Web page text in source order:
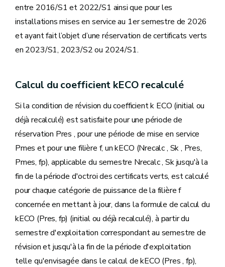
entre 2016/S1 et 2022/S1 ainsi que pour les
installations mises en service au 1er semestre de 2026
et ayant fait l’objet d’une réservation de certificats verts
en 2023/S1, 2023/S2 ou 2024/S1.
Calcul du coefficient kECO recalculé
Si la condition de révision du coefficient k ECO (initial ou
déjà recalculé) est satisfaite pour une période de
réservation Pres , pour une période de mise en service
Pmes et pour une filière f, un kECO (Nrecalc , Sk , Pres,
Pmes, fp), applicable du semestre Nrecalc , Sk jusqu'à la
fin de la période d'octroi des certificats verts, est calculé
pour chaque catégorie de puissance de la filière f
concernée en mettant à jour, dans la formule de calcul du
kECO (Pres, fp) (initial ou déjà recalculé), à partir du
semestre d'exploitation correspondant au semestre de
révision et jusqu'à la fin de la période d'exploitation
telle qu'envisagée dans le calcul de kECO (Pres , fp),